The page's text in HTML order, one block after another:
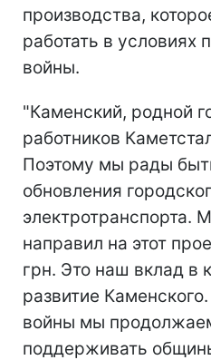
производства,
работать в условиях
войны.
"Каменский, родной
работников
Поэтому мы рады
обновления
электротранспорта.
направил на этот
грн. Это наш вклад в
развитие
войны мы
поддерживать